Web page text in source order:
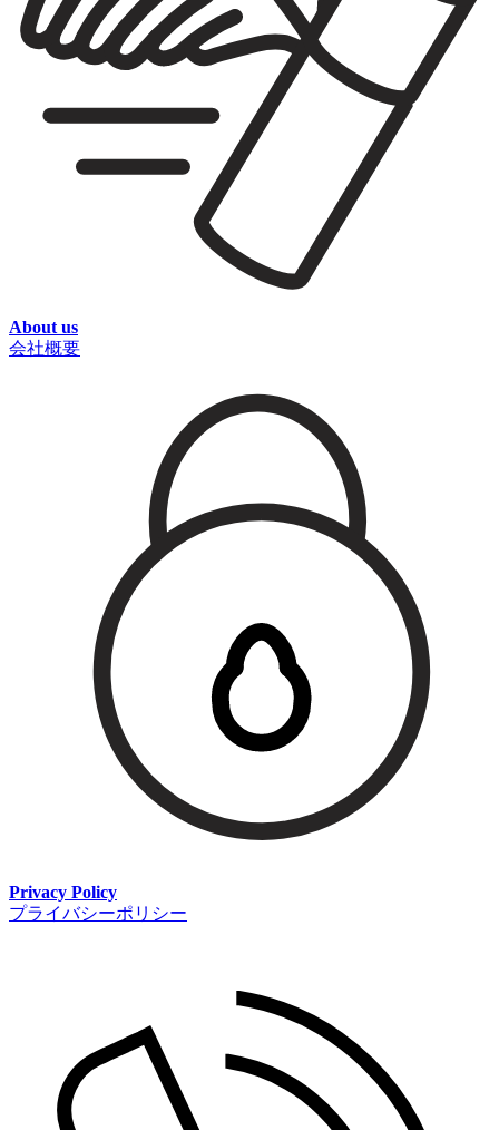
About us
会社概要
Privacy Policy
プライバシーポリシー